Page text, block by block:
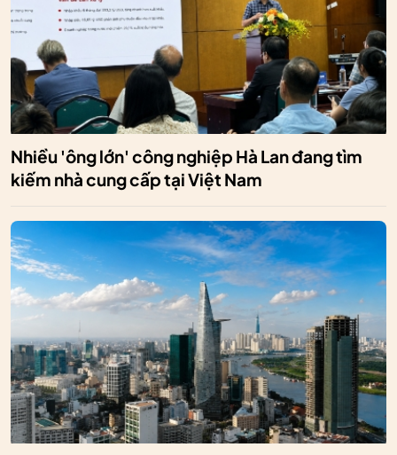
Nhiều 'ông lớn' công nghiệp Hà Lan đang tìm
kiếm nhà cung cấp tại Việt Nam